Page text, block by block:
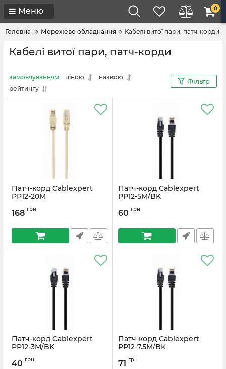
Меню 0
Головна Мережеве обладнання Кабелі витої пари, патч-корди
Кабелі витої пари, патч-корди
замовчуванням ціною
назвою
рейтингу
Фільтр
Патч-корд Cablexpert
PP12-20M
168 грн
Патч-корд Cablexpert
PP12-5M/BK
60 грн
Патч-корд Cablexpert
PP12-3M/BK
40 грн
Патч-корд Cablexpert
PP12-7.5M/BK
71 грн